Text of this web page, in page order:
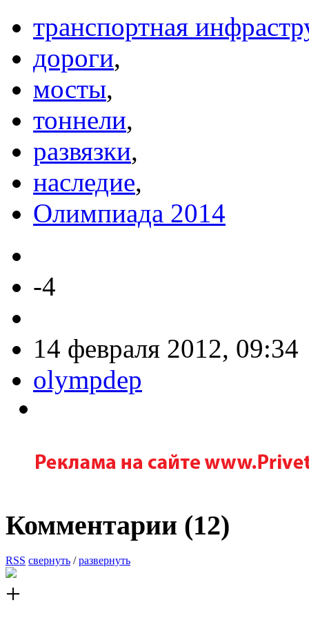
транспортная
дороги,
мосты,
тоннели,
развязки,
наследие,
Олимпиада 2014
-4
14 февраля 2012, 09:34
olympdep
Комментарии (12)
RSS свернуть /развернуть